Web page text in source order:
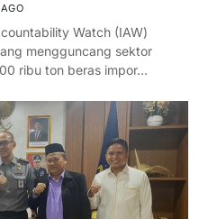
Watch (IAW)
mengguncang sektor
ribu ton beras impor…